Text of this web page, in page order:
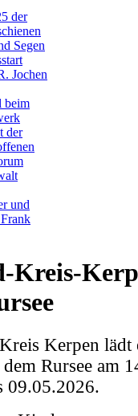
der
Segen
Jochen
beim
der
und
Kreis-
Kerpen lädt
Rursee am
09.05.2026.